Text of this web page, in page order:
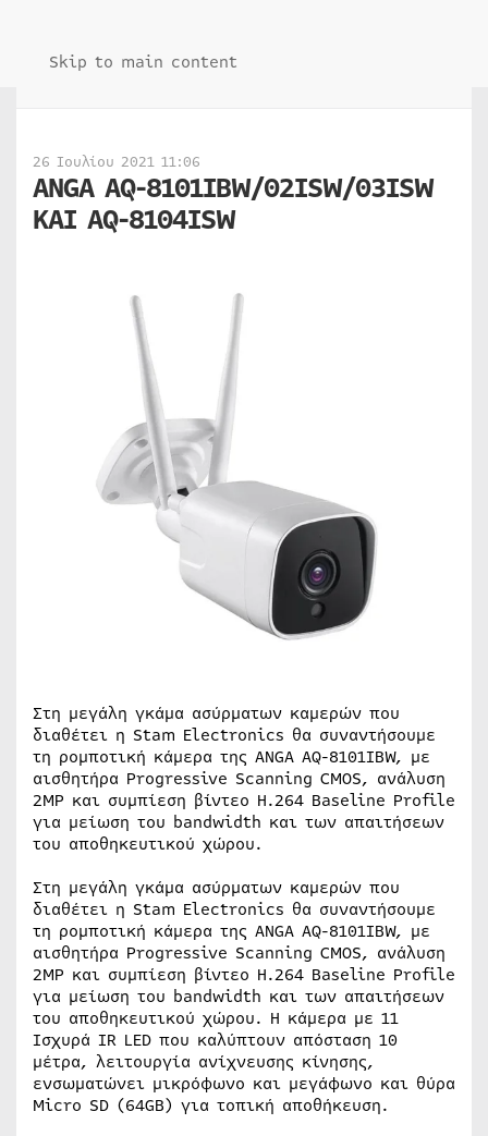
Skip to main content
26 Ιουλίου 2021 11:06
ANGA AQ-8101IBW/02ISW/03ISW
ΚΑΙ AQ-8104ISW
Στη μεγάλη γκάμα ασύρματων καμερών που
διαθέτει η Stam Electronics θα συναντήσουμε
τη ρομποτική κάμερα της ANGA AQ-8101IBW, με
αισθητήρα Progressive Scanning CMOS, ανάλυση
2MP και συμπίεση βίντεο H.264 Baseline Profile
για μείωση του bandwidth και των απαιτήσεων
του αποθηκευτικού χώρου.
Στη μεγάλη γκάμα ασύρματων καμερών που
διαθέτει η Stam Electronics θα συναντήσουμε
τη ρομποτική κάμερα της ANGA AQ-8101IBW, με
αισθητήρα Progressive Scanning CMOS, ανάλυση
2MP και συμπίεση βίντεο H.264 Baseline Profile
για μείωση του bandwidth και των απαιτήσεων
του αποθηκευτικού χώρου. Η κάμερα με 11
Ισχυρά IR LED που καλύπτουν απόσταση 10
μέτρα, λειτουργία ανίχνευσης κίνησης,
ενσωματώνει μικρόφωνο και μεγάφωνο και θύρα
Micro SD (64GB) για τοπική αποθήκευση.